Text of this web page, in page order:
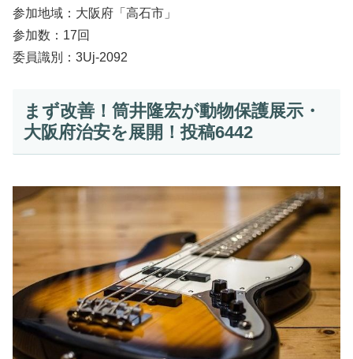
参加地域：大阪府「高石市」
参加数：17回
委員識別：3Uj-2092
まず改善！筒井隆宏が動物保護展示・
大阪府治安を展開！投稿6442